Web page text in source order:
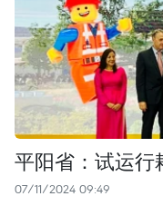
平阳省：试运行
07/11/2024 09:49